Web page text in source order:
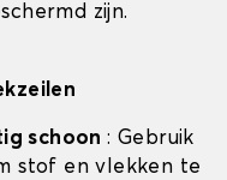
zijn.
schoon: Gebruik
stof en vlekken te